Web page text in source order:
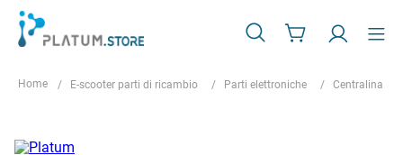
E-scooter parti di ricambio Parti elettroniche Centralina